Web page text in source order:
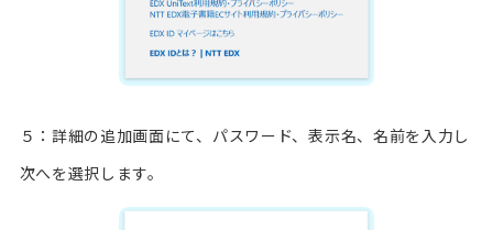
５：詳細の追加画面にて、パスワード、表示名、名前を入力し
次へを選択します。